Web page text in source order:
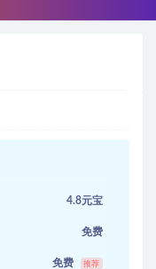
4.8元宝
免费
免费 推荐